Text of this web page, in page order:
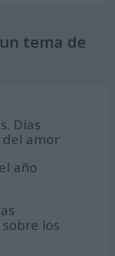
tema de
Días
amor
año
los